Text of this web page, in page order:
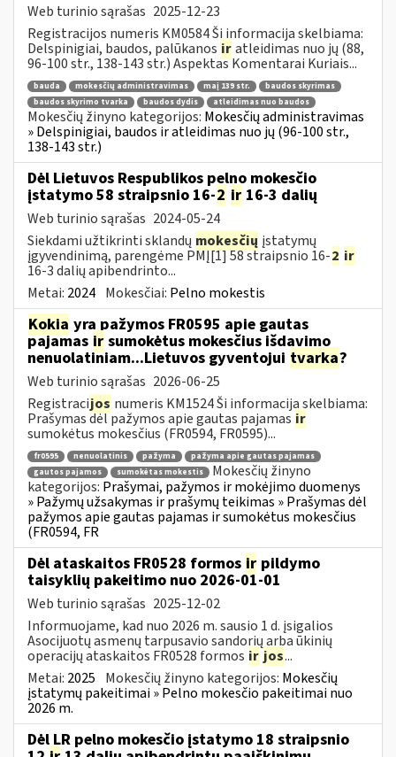
Web turinio sąrašas 2025-12-23
Registracijos numeris KM0584 Ši informacija skelbiama:
Delspinigiai, baudos, palūkanos iratleidimas nuo jų (88,
96-100 str., 138-143 str.) Aspektas Komentarai Kuriais...
bauda mokesčių administravimas maį 139 str.
baudos skyrimas
baudos skyrimo tvarka
baudos dydis atleidimas nuo baudos
Mokesčių žinyno kategorijos: Mokesčių administravimas
» Delspinigiai, baudos ir atleidimas nuo jų (96-100 str.,
138-143 str.)
Dėl Lietuvos Respublikos pelno mokesčio
įstatymo 58 straipsnio 16-2 ir 16-3 dalių
Web turinio sąrašas 2024-05-24
Siekdami užtikrinti sklandų mokesčių įstatymų
įgyvendinimą, parengėme PMĮ[1] 58 straipsnio 16-2 ir
16-3 dalių apibendrinto...
Metai: 2024 Mokesčiai: Pelno mokestis
Kokia yra pažymos FR0595 apie gautas
pajamas ir sumokėtus mokesčius išdavimo
nenuolatiniam...Lietuvos gyventojui tvarka?
Web turinio sąrašas 2026-06-25
Registracijos numeris KM1524 Ši informacija skelbiama:
Prašymas dėl pažymos apie gautas pajamas ir
sumokėtus mokesčius (FR0594, FR0595)...
fr0595 nenuolatinis pažyma
pažyma apie gautas pajamas
gautos pajamos
sumokėtas mokestis
Mokesčių žinyno
kategorijos: Prašymai, pažymos ir mokėjimo duomenys
» Pažymų užsakymas ir prašymų teikimas » Prašymas dėl
pažymos apie gautas pajamas ir sumokėtus mokesčius
(FR0594, FR
Dėl ataskaitos FR0528 formos ir pildymo
taisyklių pakeitimo nuo 2026-01-01
Web turinio sąrašas 2025-12-02
Informuojame, kad nuo 2026 m. sausio 1 d. įsigalios
Asocijuotų asmenų tarpusavio sandorių arba ūkinių
operacijų ataskaitos FR0528 formos ir jos...
Metai: 2025 Mokesčių žinyno kategorijos: Mokesčių
įstatymų pakeitimai » Pelno mokesčio pakeitimai nuo
2026 m.
Dėl LR pelno mokesčio įstatymo 18 straipsnio